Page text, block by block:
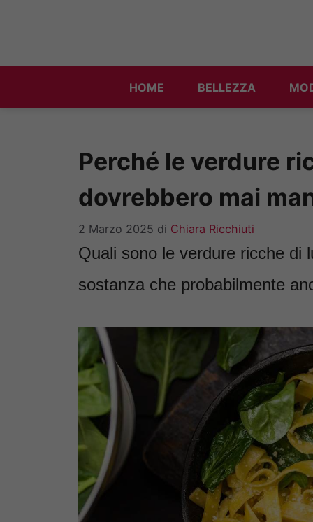
HOME BELLEZZA
Perché le verdure
dovrebbero mai
2 Marzo 2025 di Chiara Ricchiuti
Quali sono le verdure ricche di
sostanza che probabilmente